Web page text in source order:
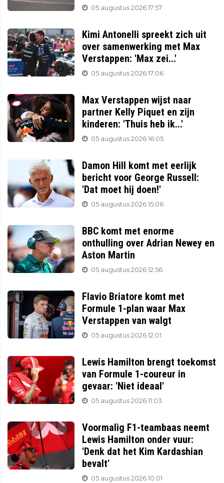
05 augustus 2026 17:57
Kimi Antonelli spreekt zich uit
over samenwerking met Max
Verstappen: 'Max zei...'
05 augustus 2026 17:06
Max Verstappen wijst naar
partner Kelly Piquet en zijn
kinderen: 'Thuis heb ik...'
05 augustus 2026 16:05
Damon Hill komt met eerlijk
bericht voor George Russell:
'Dat moet hij doen!'
05 augustus 2026 15:06
BBC komt met enorme
onthulling over Adrian Newey en
Aston Martin
05 augustus 2026 12:56
Flavio Briatore komt met
Formule 1-plan waar Max
Verstappen van walgt
05 augustus 2026 12:01
Lewis Hamilton brengt toekomst
van Formule 1-coureur in
gevaar: 'Niet ideaal'
05 augustus 2026 11:03
Voormalig F1-teambaas neemt
Lewis Hamilton onder vuur:
'Denk dat het Kim Kardashian
bevalt'
05 augustus 2026 10:01